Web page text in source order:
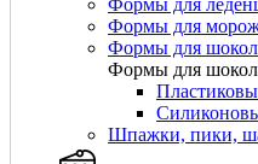
Формы для
Формы для
Формы для
Формы для
Шпажки, пики,